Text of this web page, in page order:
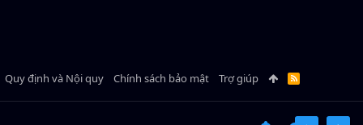
Quy định và Nội quy Chính sách bảo mật Trợ giúp
R
S